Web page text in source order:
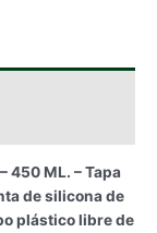
450 ML. – Tapa
de silicona de
plástico libre de